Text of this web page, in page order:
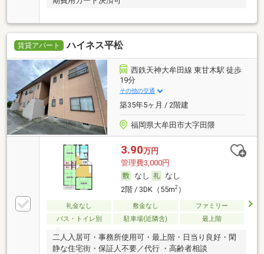
賃貸アパート ハイネス平松
西鉄天神大牟田線 東甘木駅 徒歩
19分
その他の交通
築35年5ヶ月 / 2階建
福岡県大牟田市大字田隈
3.90万円
管理費3,000円
なし
なし
2階 / 3DK（55m2）
礼金なし 敷金なし
ファミリー
バス・トイレ別
駐車場(近隣含) 最上階
二人入居可・事務所使用可・最上階・日当り良好・閑
静な住宅街・保証人不要／代行 ・高齢者相談